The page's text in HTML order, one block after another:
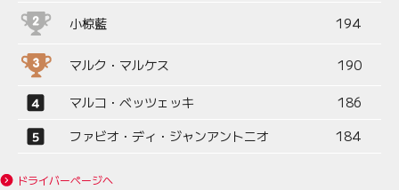
小椋藍 194
マルク・マルケス 190
マルコ・ベッツェッキ
186
ファビオ・ディ・ジャンアントニオ
184
ドライバーページへ